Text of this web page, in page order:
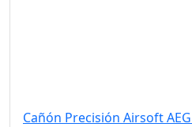
Cañón Precisión Airsoft